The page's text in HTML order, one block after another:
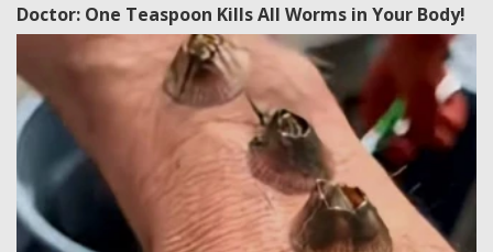
Doctor: One Teaspoon Kills All Worms in Your Body!